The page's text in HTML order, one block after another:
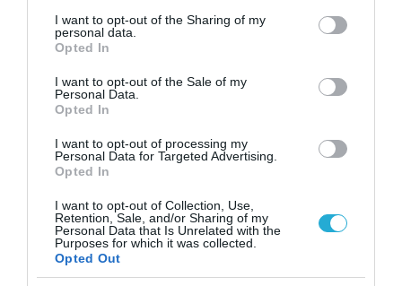
not limited to your visit or usage behaviour. You may click to
grant or deny consent to Google and its third-party tags to
use your data for below specified purposes in below Google
consent section.
I want to opt-out of the Sharing of my
personal data.
Opted In
I want to opt-out of the Sale of my
Personal Data.
Opted In
I want to opt-out of processing my
Personal Data for Targeted Advertising.
Opted In
I want to opt-out of Collection, Use,
Retention, Sale, and/or Sharing of my
Personal Data that Is Unrelated with the
Purposes for which it was collected.
Opted Out
* Να παρακολουθήσουν (δωρεάν)
εκπαιδευτικό διάρκειας τουλάχιστον 250
ωρών.
ΛΕΥΤΕΡΗΣ
ΑΥΓΕΝΑΚΗΣ
ΝΕΟΙ
ΥΠΟΥΡΓΕΙΟ ΑΓΡΟΤΙΚΗΣ